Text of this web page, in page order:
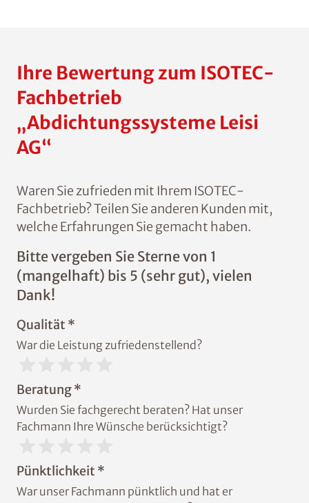
Ihre Bewertung zum ISOTEC-
Fachbetrieb
„Abdichtungssysteme Leisi
AG“
Waren Sie zufrieden mit Ihrem ISOTEC-
Fachbetrieb? Teilen Sie anderen Kunden mit,
welche Erfahrungen Sie gemacht haben.
Bitte vergeben Sie Sterne von 1
(mangelhaft) bis 5 (sehr gut), vielen
Dank!
Qualität *
War die Leistung zufriedenstellend?
Beratung *
Wurden Sie fachgerecht beraten? Hat unser
Fachmann Ihre Wünsche berücksichtigt?
Pünktlichkeit *
War unser Fachmann pünktlich und hat er